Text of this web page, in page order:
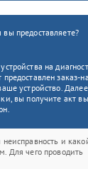
предоставляете?
на
заказ-
устройство.
вы получите акт
и
Для чего проводить